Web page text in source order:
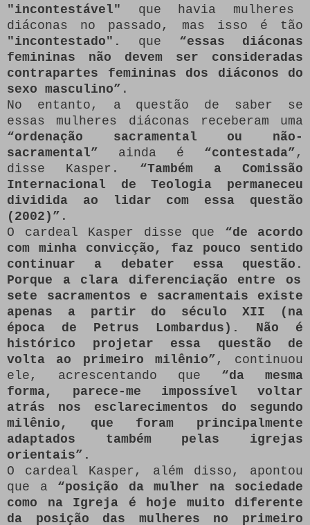
"incontestável" que havia mulheres
diáconas no passado, mas isso é tão
"incontestado".
que “essas diáconas
femininas não devem ser consideradas
contrapartes femininas dos diáconos do
sexo masculino” .
No entanto, a questão de saber se
essas mulheres diáconas receberam uma
“ordenação sacramental ou não-
sacramental” ainda é “contestada” ,
disse Kasper.
“Também a Comissão
Internacional de Teologia permaneceu
dividida ao lidar com essa questão
(2002)” .
O cardeal Kasper disse que “de acordo
com minha convicção, faz pouco sentido
continuar a debater essa questão.
Porque a clara diferenciação entre os
sete sacramentos e sacramentais existe
apenas a partir do século XII (na
época de Petrus Lombardus).
Não é
histórico projetar essa questão de
volta ao primeiro milênio” , continuou
ele, acrescentando que “da mesma
forma, parece-me impossível voltar
atrás nos esclarecimentos do segundo
milênio, que foram principalmente
adaptados também pelas igrejas
orientais”.
O cardeal Kasper, além disso, apontou
que a “posição da mulher na sociedade
como na Igreja é hoje muito diferente
da posição das mulheres no primeiro